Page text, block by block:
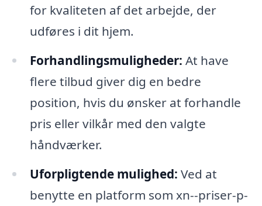
for kvaliteten af det arbejde, der
udføres i dit hjem.
Forhandlingsmuligheder: At have
flere tilbud giver dig en bedre
position, hvis du ønsker at forhandle
pris eller vilkår med den valgte
håndværker.
Uforpligtende mulighed: Ved at
benytte en platform som xn--priser-p-